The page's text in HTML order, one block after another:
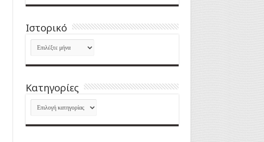
Ιστορικό
Ιστορικό
Kατηγορίες
Kατηγορίες